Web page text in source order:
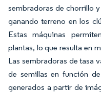
sembradoras de chorrillo
ganando terreno en los
Estas máquinas
plantas, lo que resulta en
Las sembradoras de tasa
de semillas en función
generados a partir de